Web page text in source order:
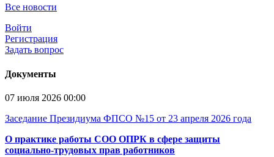
Все новости
Войти
Регистрация
Задать вопрос
Документы
07 июля 2026 00:00
Заседание Президиума ФПСО №15 от 23 апреля 2026 года
О практике работы СОО ОПРК в сфере защиты
социально-трудовых прав работников